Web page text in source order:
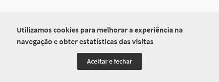
Utilizamos cookies para melhorar a experiência na
navegação e obter estatísticas das visitas
Aceitar e fechar